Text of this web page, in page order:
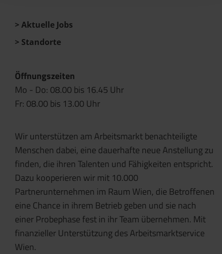
Aktuelle Jobs
Standorte
Öffnungszeiten
Mo - Do: 08.00 bis 16.45 Uhr
Fr: 08.00 bis 13.00 Uhr
Wir unterstützen am Arbeitsmarkt benachteiligte
Menschen dabei, eine dauerhafte neue Anstellung zu
finden, die ihren Talenten und Fähigkeiten entspricht.
Dazu kooperieren wir mit 10.000
Partnerunternehmen im Raum Wien, die Betroffenen
eine Chance in ihrem Betrieb geben und sie nach
einer Probephase fest in ihr Team übernehmen. Mit
finanzieller Unterstützung des Arbeitsmarktservice
Wien.